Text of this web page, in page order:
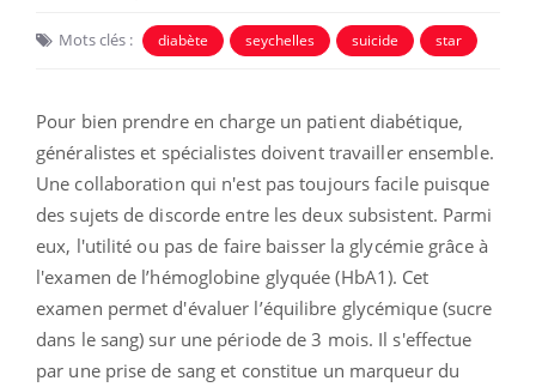
Mots clés : diabète seychelles suicide star
Pour bien prendre en charge un patient diabétique,
généralistes et spécialistes doivent travailler ensemble.
Une collaboration qui n'est pas toujours facile puisque
des sujets de discorde entre les deux subsistent. Parmi
eux, l'utilité ou pas de faire baisser la glycémie grâce à
l'examen de l’hémoglobine glyquée (HbA1). Cet
examen permet d'évaluer l’équilibre glycémique (sucre
dans le sang) sur une période de 3 mois. Il s'effectue
par une prise de sang et constitue un marqueur du